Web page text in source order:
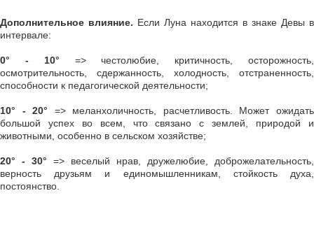
Дополнительное влияние. Если Луна находится в знаке Девы в
интервале:
0° - 10° => честолюбие, критичность, осторожность,
осмотрительность, сдержанность, холодность, отстраненность,
способности к педагогической деятельности;
10° - 20° => меланхоличность, расчетливость. Может ожидать
большой успех во всем, что связано с землей, природой и
животными, особенно в сельском хозяйстве;
20° - 30° => веселый нрав, дружелюбие, доброжелательность,
верность друзьям и единомышленникам, стойкость духа,
постоянство.